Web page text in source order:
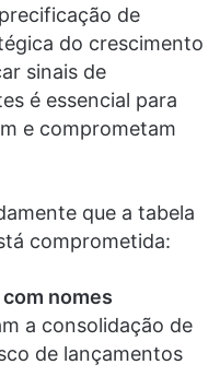
de
do crescimento
sinais de
é essencial para
e comprometam
que a tabela
comprometida:
nomes
a consolidação de
de lançamentos